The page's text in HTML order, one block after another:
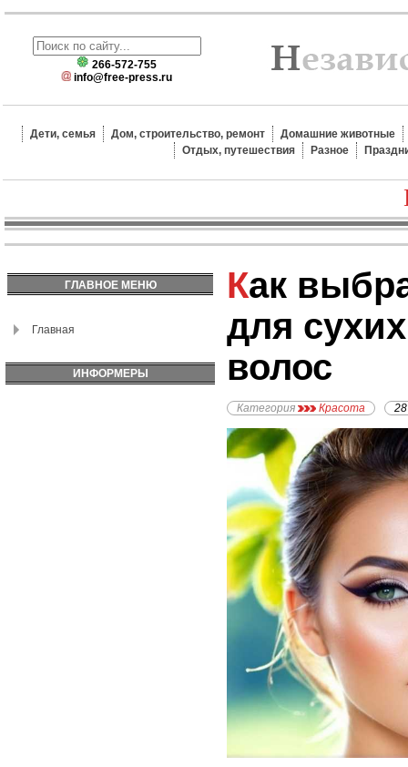
266-572-755
info@free-press.ru
Дети, семья Дом, строительство, ремонт
Домашние животные
Отдых, путешествия
Разное
ГЛАВНОЕ МЕНЮ
Главная
ИНФОРМЕРЫ
Как выбрать шампунь
для
волос
Категория Красота